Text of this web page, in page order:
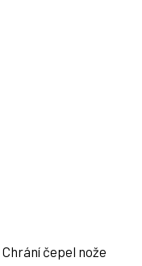
čepel nože